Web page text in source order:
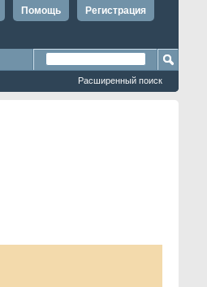
Регистрация
Помощь
Расширенный поиск